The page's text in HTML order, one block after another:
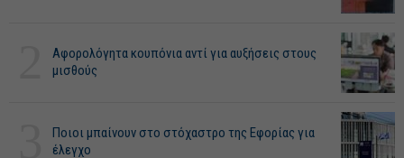
Αφορολόγητα κουπόνια αντί για αυξήσεις στους
μισθούς
Ποιοι μπαίνουν στο στόχαστρο της Εφορίας για
έλεγχο